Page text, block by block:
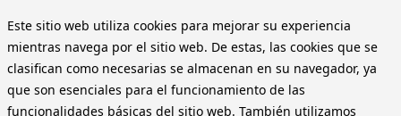
Este sitio web utiliza cookies para mejorar su experiencia
mientras navega por el sitio web. De estas, las cookies que se
clasifican como necesarias se almacenan en su navegador, ya
que son esenciales para el funcionamiento de las
funcionalidades básicas del sitio web. También utilizamos